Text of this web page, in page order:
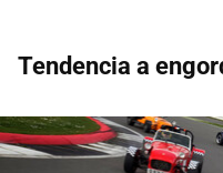
Tendencia a